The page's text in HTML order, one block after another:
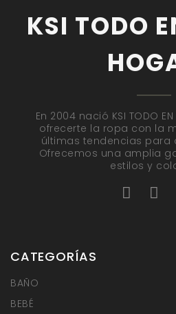
KSI TODO
En 2004 nació KSI TODO EN
ofrecerte la ropa con la
últimas tendencias para
Ofrecemos una amplia
estilos y
CATEGORÍAS
BAÑO
BEBÉ